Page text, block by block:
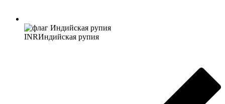
INRИндийская рупия